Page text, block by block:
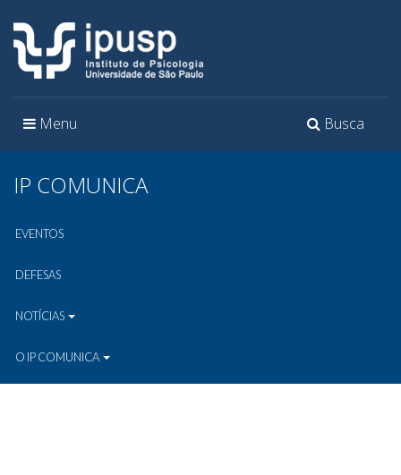
Toggle
Busca
Toggle
Menu
IP COMUNICA
EVENTOS
DEFESAS
NOTÍCIAS
O IP COMUNICA